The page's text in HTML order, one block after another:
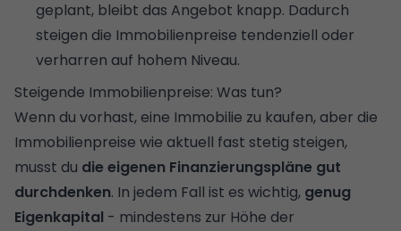
geplant, bleibt das Angebot knapp. Dadurch
steigen die Immobilienpreise tendenziell oder
verharren auf hohem Niveau.
Steigende Immobilienpreise: Was tun?
Wenn du vorhast, eine Immobilie zu kaufen, aber die
Immobilienpreise wie aktuell fast stetig steigen,
musst du die eigenen Finanzierungspläne gut
durchdenken. In jedem Fall ist es wichtig, genug
Eigenkapital - mindestens zur Höhe der